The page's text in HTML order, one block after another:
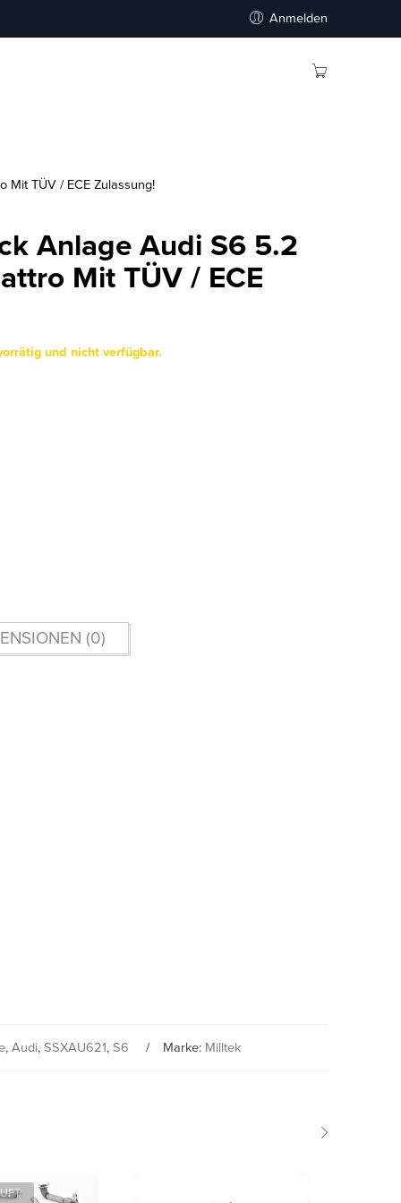
Anmelden
Mit TÜV / ECE Zulassung!
Anlage Audi S6 5.2
Mit TÜV / ECE
und nicht verfügbar.
(0)
, Audi, SSXAU621, S6 Marke: Milltek